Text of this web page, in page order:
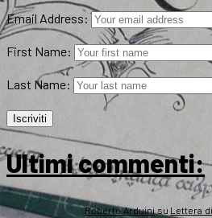
Email Address:
First Name:
Last Name:
Ultimi commenti:
Roberto Arduinisu Lettera